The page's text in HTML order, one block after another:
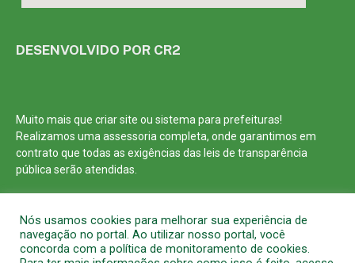
DESENVOLVIDO POR CR2
Muito mais que criar site ou sistema para prefeituras!
Realizamos umaassessoriacompleta, onde garantimos em
contrato que todas as exigências das leis de transparência
públicaserão atendidas.
Nós usamos cookies para melhorar sua experiência de
navegação no portal. Ao utilizar nosso portal, você
concorda com a política de monitoramento de cookies.